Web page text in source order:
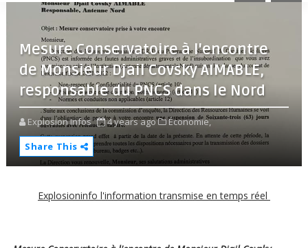
Mesure Conservatoire à l'encontre
de Monsieur Djail Covsky AIMABLE,
responsable du PNCS dans le Nord
Explosion Infos 4 years ago
Économie,
Share This
Explosioninfo l'information transmise en temps réel